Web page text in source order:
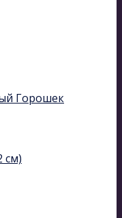
Горошек
см)